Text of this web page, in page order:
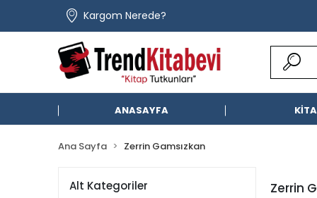
Kargom Nerede?
ANASAYFA
Ana Sayfa Zerrin Gamsızkan
Alt Kategoriler Zerrin